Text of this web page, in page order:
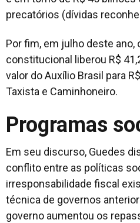
precatórios (dívidas
Por fim, em julho deste ano,
constitucional liberou R$
valor do Auxílio Brasil para
Taxista e Caminhoneiro.
Programas
Em seu discurso, Guedes
conflito entre as políticas
irresponsabilidade fiscal
técnica de governos
governo aumentou os